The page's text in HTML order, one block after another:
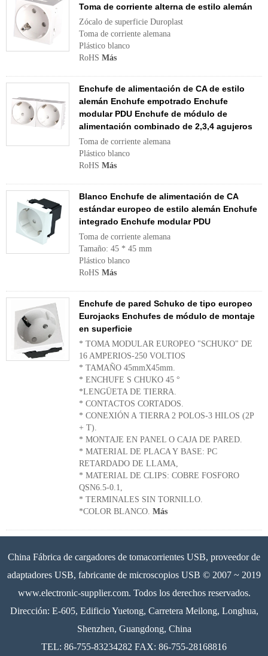
Toma de corriente alterna de estilo alemán
Zócalo de superficie Duroplast
Toma de corriente alemana
Plástico blanco
RoHS Más
Enchufe de alimentación de CA de estilo
alemán Enchufe empotrado Enchufe
modular PDU Enchufe de módulo de
alimentación combinado de 2,3,4 agujeros
Toma de corriente alemana
Plástico blanco
RoHS Más
Blanco Enchufe de alimentación de CA
estándar europeo de estilo alemán Enchufe
integrado Enchufe modular PDU
Toma de corriente alemana
Tamaño: 45 * 45 mm
Plástico blanco
RoHS Más
Enchufe de pared Schuko de tipo europeo
Eurojacks Enchufes de módulo de montaje
en superficie
* TOMA MODULAR EUROPEO "SCHUKO" DE
16 AMPERIOS-250 VOLTIOS
* TAMAÑO 45mmX45mm.
* ENCHUFE S CHUKO 45 °
*LENGÜETA DE TIERRA.
* CONTACTOS CORTADOS.
* CONEXIÓN A TIERRA 2 POLOS-3 HILOS (2P
+ T).
* MONTAJE EN PANEL O CAJA DE PARED.
* MATERIAL DE PLACA Y BASE: PC
RETARDADO DE LLAMA,
* MATERIAL DE CLIPS: COBRE FOSFORO
QSN6.5-0.1,
* TERMINALES SIN TORNILLO.
*COLOR BLANCO. Más
China Fábrica de cargadores de tomacorrientes USB, proveedor de
adaptadores USB, fabricante de microscopios USB © 2007 ~ 2019
www.electronic-supplier.com. Todos los derechos reservados.
Dirección: E-605, Edificio Yuetong, Carretera Meilong, Longhua,
Shenzhen, Guangdong, China
TEL: 86-755-83234282 FAX: 86-755-28168816